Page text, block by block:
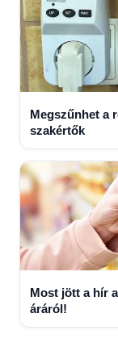
Megszűnhet a
szakértők
Most jött a hír
áráról!